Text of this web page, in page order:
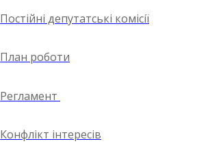
Постійні депутатські комісії
План роботи
Регламент
Конфлікт інтересів